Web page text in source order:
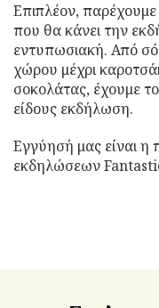
Επιπλέον,
που θα κάνει την
εντυπωσιακή. Από
χώρου μέχρι
σοκολάτας, έχουμε
είδους εκδήλωση.
Εγγύησή μας είναι η
εκδηλώσεων